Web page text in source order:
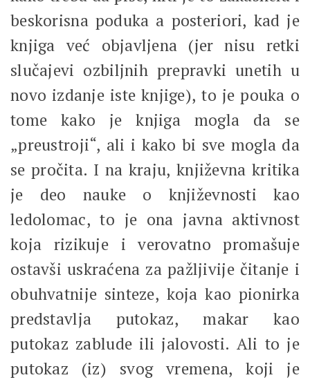
beskorisna poduka a posteriori, kad je
knjiga već objavljena (jer nisu retki
slučajevi ozbiljnih prepravki unetih u
novo izdanje iste knjige), to je pouka o
tome kako je knjiga mogla da se
„preustroji“, ali i kako bi sve mogla da
se pročita. I na kraju, književna kritika
je deo nauke o književnosti kao
ledolomac, to je ona javna aktivnost
koja rizikuje i verovatno promašuje
ostavši uskraćena za pažljivije čitanje i
obuhvatnije sinteze, koja kao pionirka
predstavlja putokaz, makar kao
putokaz zablude ili jalovosti. Ali to je
putokaz (iz) svog vremena, koji je